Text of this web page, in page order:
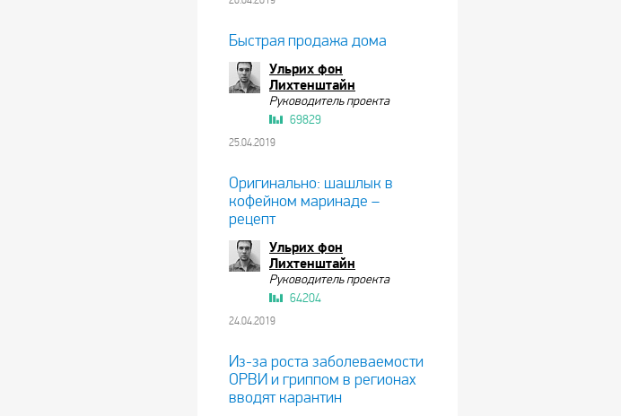
Быстрая продажа дома
Ульрих фон
Лихтенштайн
Руководитель проекта
69829
25.04.2019
Оригинально: шашлык в
кофейном маринаде –
рецепт
Ульрих фон
Лихтенштайн
Руководитель проекта
64204
24.04.2019
Из-за роста заболеваемости
ОРВИ и гриппом в регионах
вводят карантин